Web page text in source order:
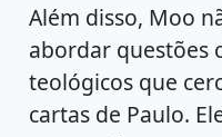
Além disso, Moo
abordar questões
teológicos que
cartas de Paulo.